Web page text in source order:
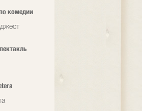
комедии